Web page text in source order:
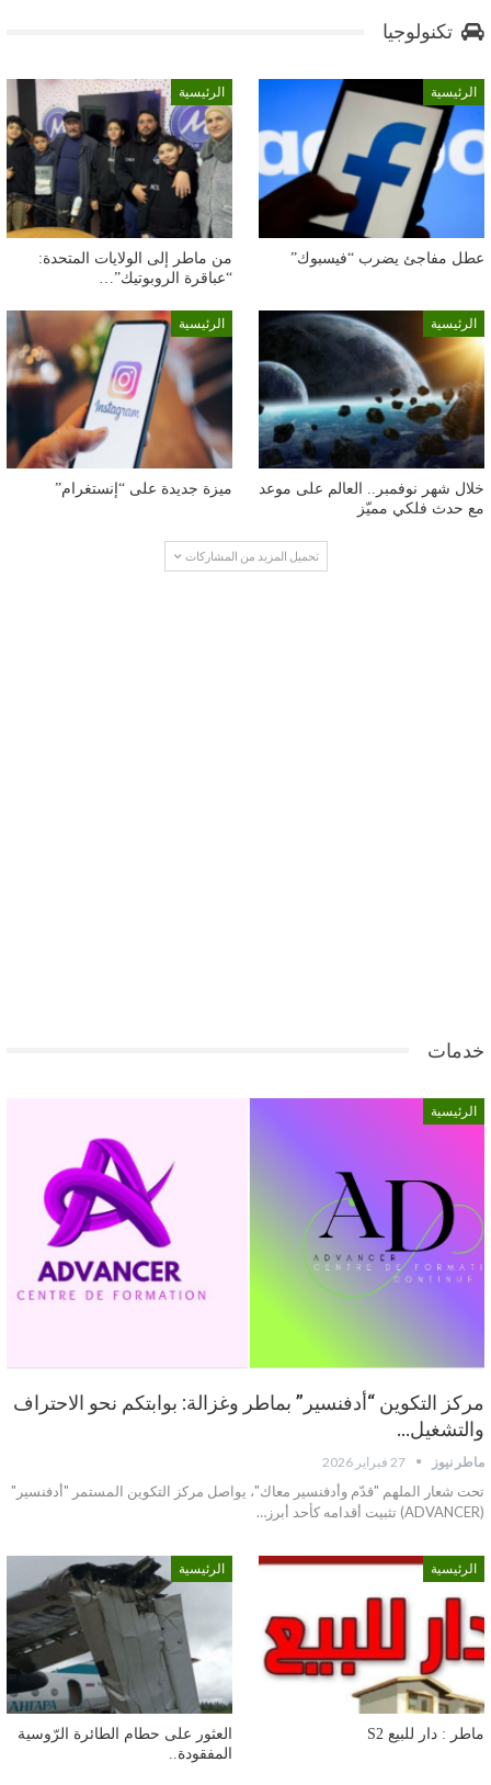
تكنولوجيا
الرئيسية
عطل مفاجئ يضرب “فيسبوك”
الرئيسية
من ماطر إلى الولايات المتحدة:
“عباقرة الروبوتيك”…
الرئيسية
خلال شهر نوفمبر.. العالم على موعد
مع حدث فلكي مميّز
الرئيسية
ميزة جديدة على “إنستغرام”
تحميل المزيد من المشاركات
خدمات
الرئيسية
مركز التكوين “أدفنسير” بماطر وغزالة: بوابتكم نحو الاحتراف
والتشغيل…
ماطر نيوز 27 فبراير 2026
تحت شعار الملهم "قدّم وأدفنسير معاك"، يواصل مركز التكوين المستمر "أدفنسير"
(ADVANCER) تثبيت أقدامه كأحد أبرز…
الرئيسية
ماطر : دار للبيع S2
الرئيسية
العثور على حطام الطائرة الرّوسية
المفقودة..